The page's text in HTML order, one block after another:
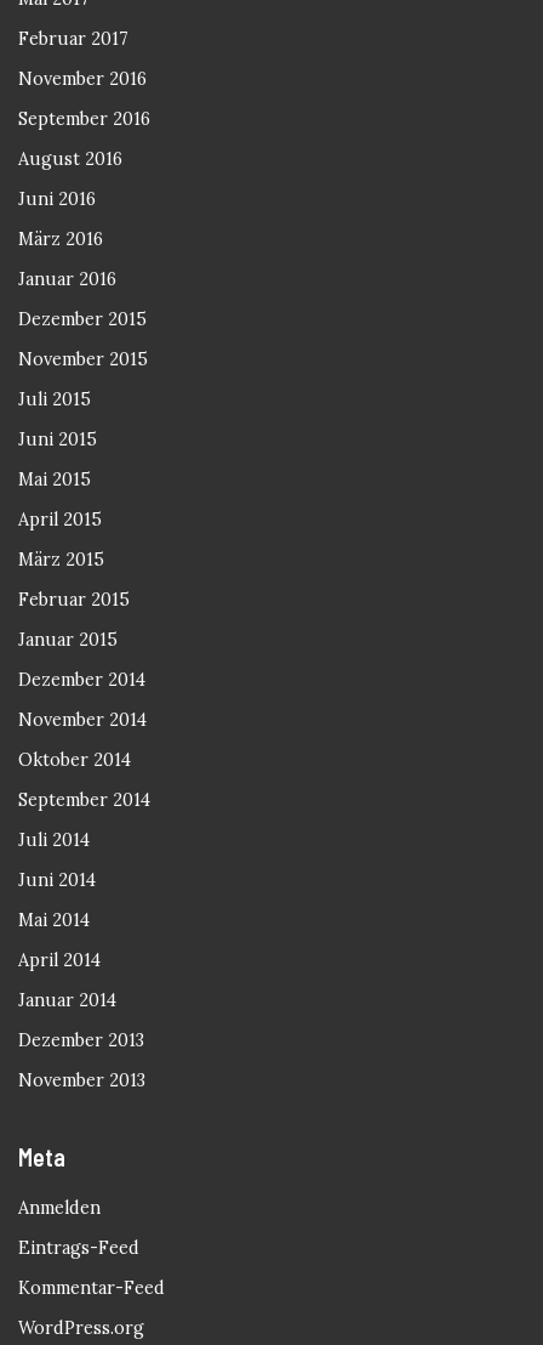
Februar 2017
November 2016
September 2016
August 2016
Juni 2016
März 2016
Januar 2016
Dezember 2015
November 2015
Juli 2015
Juni 2015
Mai 2015
April 2015
März 2015
Februar 2015
Januar 2015
Dezember 2014
November 2014
Oktober 2014
September 2014
Juli 2014
Juni 2014
Mai 2014
April 2014
Januar 2014
Dezember 2013
November 2013
Meta
Anmelden
Eintrags-Feed
Kommentar-Feed
WordPress.org